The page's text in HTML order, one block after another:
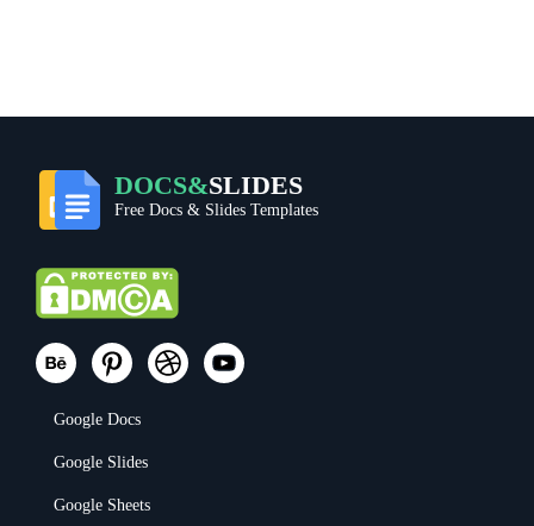
DOCS&SLIDES
Free Docs & Slides Templates
Google Docs
Google Slides
Google Sheets